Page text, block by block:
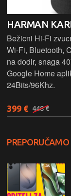
HARMAN
Bežicni Hi-Fi
Wi-Fi, Bluetooth,
na dodir, snaga
Google Home
24Bits/96Khz.
399 € 448 €
PREPORUČAMO